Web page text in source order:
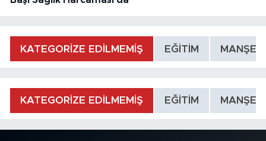
KATEGORİZE EDİLMEMİŞ EĞİTİM MANŞET
KATEGORİZE EDİLMEMİŞ EĞİTİM MANŞET